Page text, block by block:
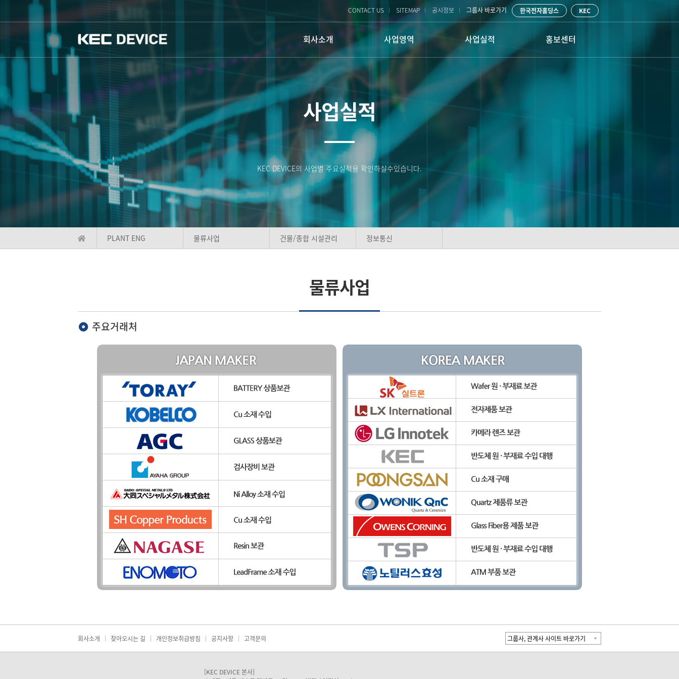
회사소개
회사개요
회사연혁
조직구성
인증 및 기술보유
찾아오시는 길
사업영역
ENG사업
PLANT ENG
건물/종합 시설관리
정보통신
물류사업
물류사업
빌딩 임대
사업실적
ENG사업
PLANT ENG
홍보센터
공지사항
CONTACT US SITEMAP 공시정보 그룹사 바로가기 한국전자홀딩스 KEC
사업실적
KEC DEVICE의 사업별 주요실적을 확인하실수있습니다.
PLANT ENG 물류사업 건물/종합 시설관리 정보통신
물류사업
주요거래처
회사소개 찾아오시는 길 개인정보취급방침 공지사항 고객문의
[KEC DEVICE 본사]